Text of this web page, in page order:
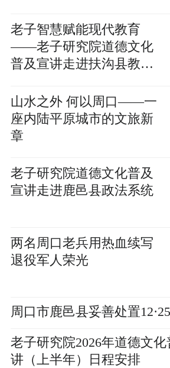
老子智慧赋能现代教育
——老子研究院道德文化
普及宣讲走进扶沟县教育
山水之外 何以周口——一
座内陆平原城市的文旅新
章
老子研究院道德文化普及
宣讲走进鹿邑县政法系统
两名周口老兵用热血续写
退役军人荣光
周口市鹿邑县妥善处置
老子研究院2026年道德文
讲（上半年）日程安排